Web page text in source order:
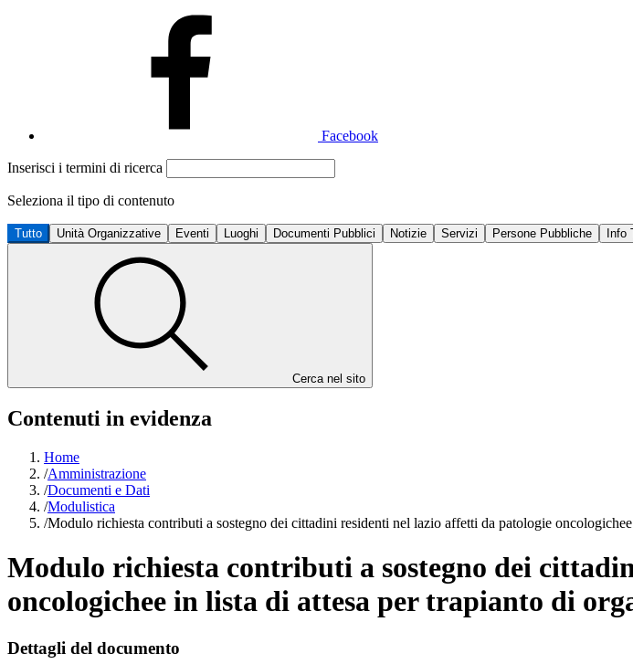
Facebook
Inserisci i termini di ricerca
Seleziona il tipo di contenuto
Tutto Unità Organizzative Eventi Luoghi Documenti Pubblici Notizie Servizi Persone Pubbliche Info
Cerca nel sito
Contenuti in evidenza
Home
/Amministrazione
/Documenti e Dati
/Modulistica
/Modulo richiesta contributi a sostegno dei cittadini residenti nel lazio affetti da patologie
Modulo richiesta contributi a sostegno dei
oncologichee in lista di attesa per trapianto di
Dettagli del documento